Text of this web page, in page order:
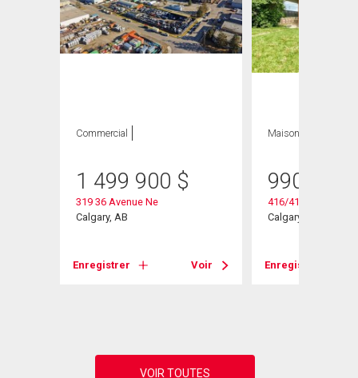
Commercial
1 499 900 $
319 36 Avenue Ne
Calgary, AB
Enregistrer Voir
Maison
990 000
416/418 33 Avenue
Calgary, AB
Enregistrer